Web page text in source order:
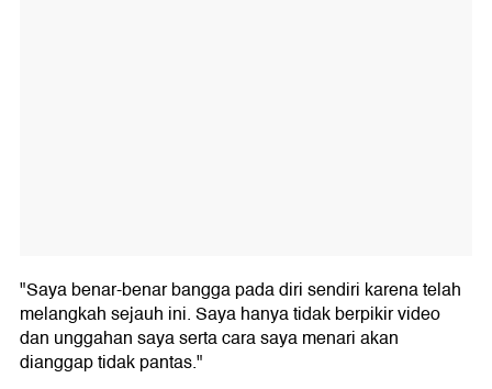
"Saya benar-benar bangga pada diri sendiri karena telah
melangkah sejauh ini. Saya hanya tidak berpikir video
dan unggahan saya serta cara saya menari akan
dianggap tidak pantas."